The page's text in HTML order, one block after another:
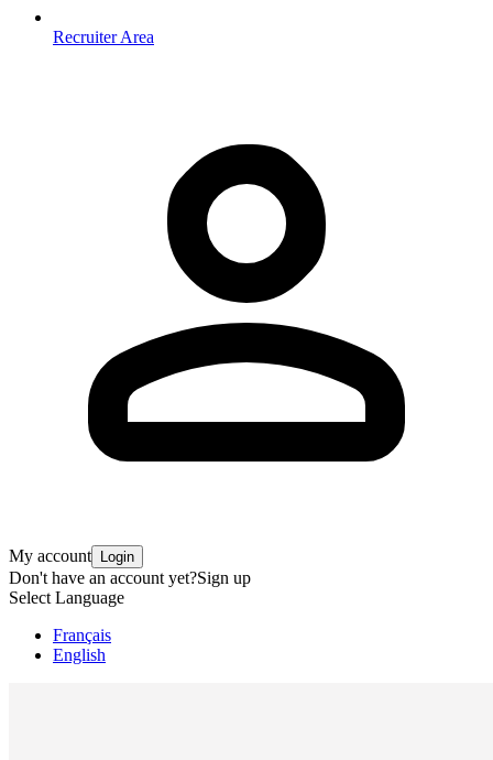
Recruiter Area
My account Login
Don't have an account yet?Sign up
Select Language
Français
English